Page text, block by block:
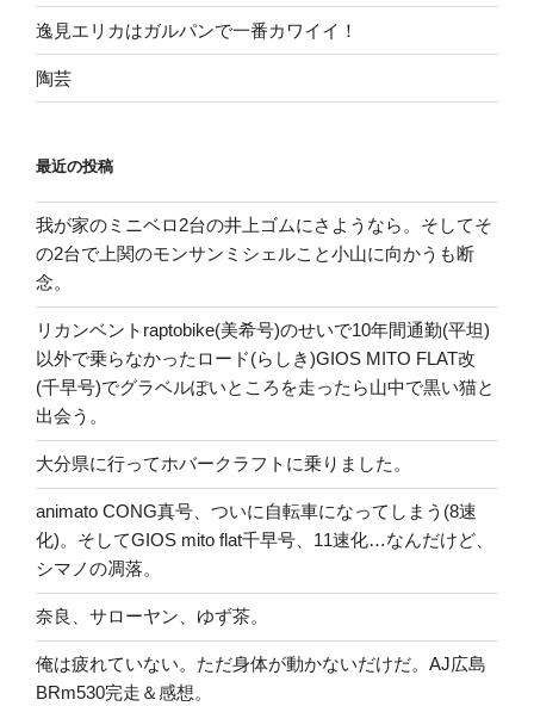
逸見エリカはガルパンで一番カワイイ！
陶芸
最近の投稿
我が家のミニベロ2台の井上ゴムにさようなら。そしてそ
の2台で上関のモンサンミシェルこと小山に向かうも断
念。
リカンベントraptobike(美希号)のせいで10年間通勤(平坦)
以外で乗らなかったロード(らしき)GIOS MITO FLAT改
(千早号)でグラベルぽいところを走ったら山中で黒い猫と
出会う。
大分県に行ってホバークラフトに乗りました。
animato CONG真号、ついに自転車になってしまう(8速
化)。そしてGIOS mito flat千早号、11速化…なんだけど、
シマノの凋落。
奈良、サローヤン、ゆず茶。
俺は疲れていない。ただ身体が動かないだけだ。AJ広島
BRm530完走＆感想。